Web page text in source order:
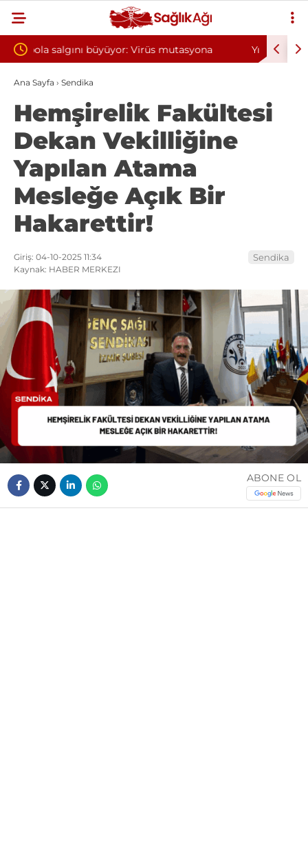
Yılın ilk 6 ayında 10 bini aşkın hasta hiperbarik
oksijen tedavisinden yararlandı
Ana Sayfa › Sendika
Hemşirelik Fakültesi
Dekan Vekilliğine
Yapılan Atama
Mesleğe Açık Bir
Hakarettir!
Giriş: 04-10-2025 11:34
Kaynak: HABER MERKEZI
Sendika
ABONE OL